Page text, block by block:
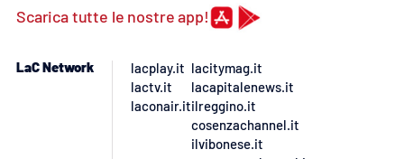
Scarica tutte le nostre app!
LaC Network
lacplay.it
lactv.it
laconair.it
lacitymag.it
lacapitalenews.it
ilreggino.it
cosenzachannel.it
ilvibonese.it